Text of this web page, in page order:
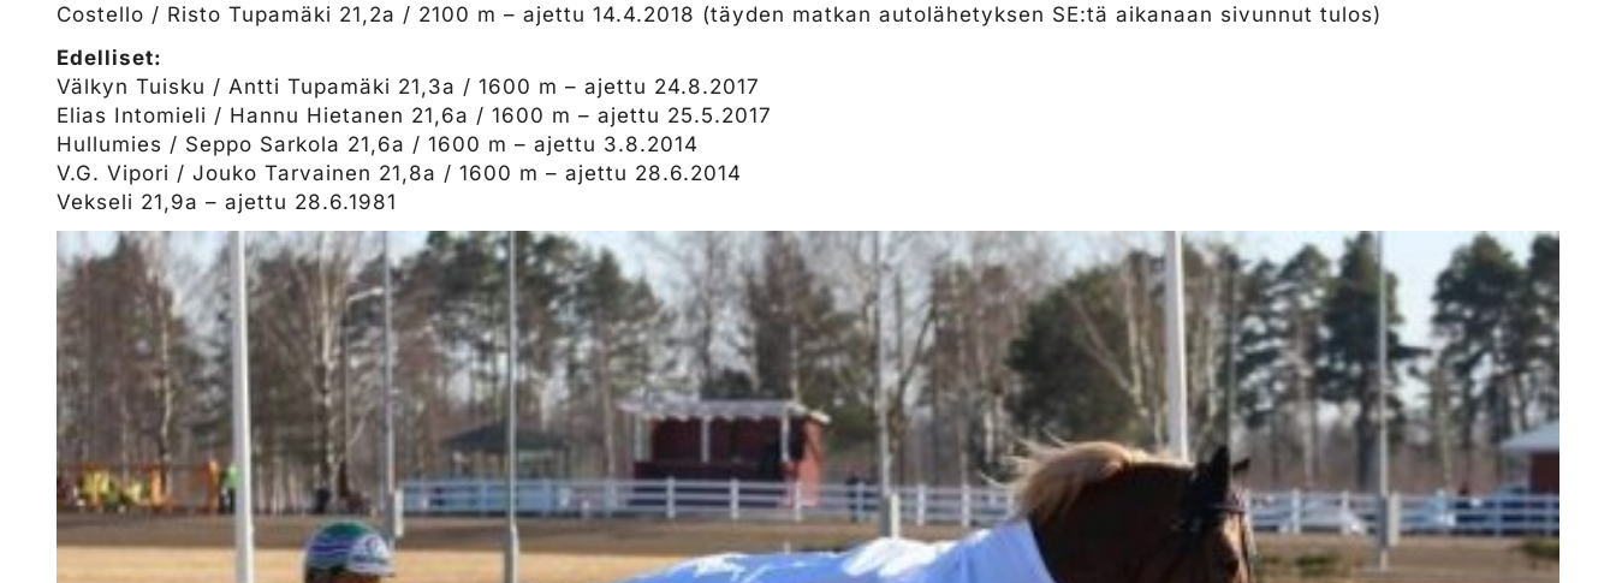
Costello / Risto Tupamäki 21,2a / 2100 m – ajettu 14.4.2018 (täyden matkan autolähetyksen SE:tä aikanaan sivunnut tulos)
Edelliset:
Välkyn Tuisku / Antti Tupamäki 21,3a / 1600 m – ajettu 24.8.2017
Elias Intomieli / Hannu Hietanen 21,6a / 1600 m – ajettu 25.5.2017
Hullumies / Seppo Sarkola 21,6a / 1600 m – ajettu 3.8.2014
V.G. Vipori / Jouko Tarvainen 21,8a / 1600 m – ajettu 28.6.2014
Vekseli 21,9a – ajettu 28.6.1981